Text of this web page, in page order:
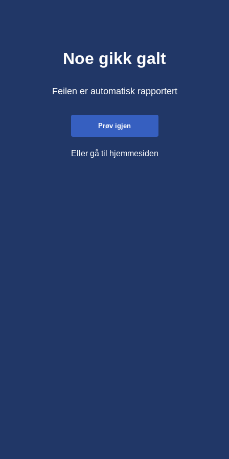
Noe gikk galt
Feilen er automatisk rapportert
Prøv igjen
Eller gå til hjemmesiden